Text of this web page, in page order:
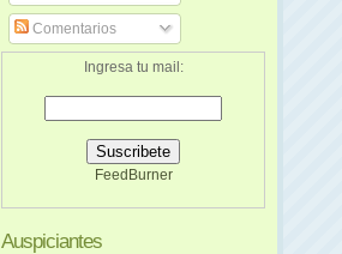
Comentarios
Ingresa tu mail:
FeedBurner
Auspiciantes